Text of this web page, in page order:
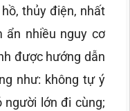
thủy điện, nhất
ẩn nhiều nguy cơ
được hướng dẫn
như: không tự ý
người lớn đi cùng;